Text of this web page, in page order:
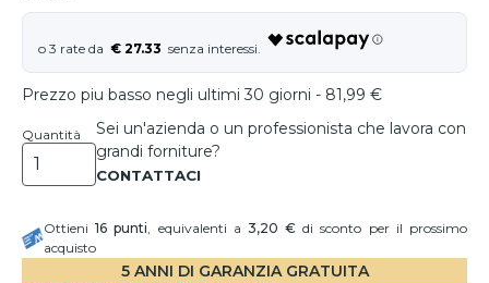
€ 27.33
Prezzo piu basso negli ultimi 30 giorni - 81,99 €
Quantità
Sei un'azienda o un professionista che lavora con
grandi forniture?
Ottieni16 punti, equivalenti a 3,20 € di sconto per il prossimo
acquisto
5 ANNI DI GARANZIA GRATUITA